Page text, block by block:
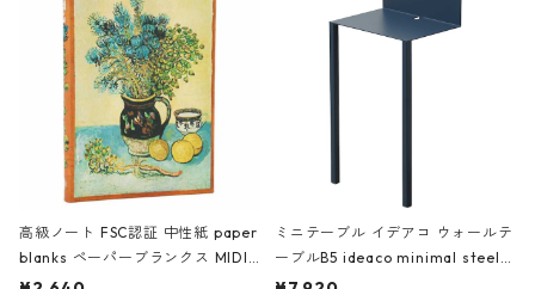
高級ノート FSC認証 中性紙 paper
blanks ペーパーブランクス MIDI
ハードカバー 罫線 ヴァン・ゴッホ
ミニテーブル イデアコ ウォールテ
ーブルB5 ideaco minimal steel f
urniture WALL Table B5 ネイビー